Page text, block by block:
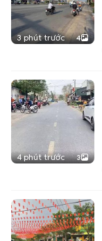
3 phút trước 4
4 phút trước 3